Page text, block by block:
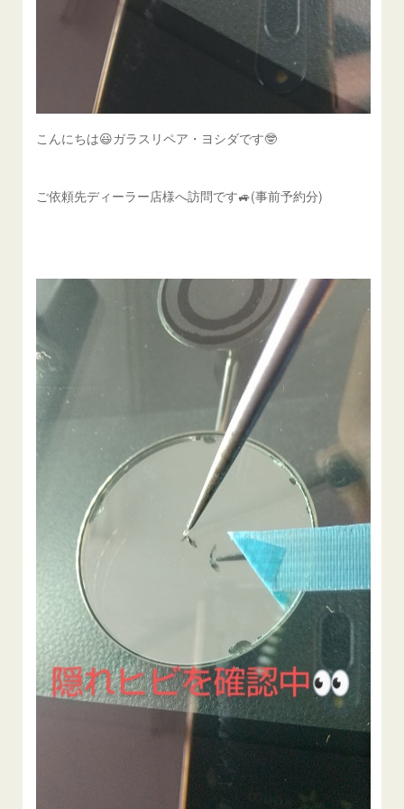
こんにちは😃ガラスリペア・ヨシダです🤓
ご依頼先ディーラー店様へ訪問です🚙(事前予約分)